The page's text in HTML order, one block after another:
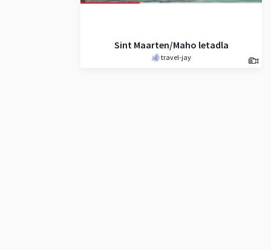
Sint Maarten/Maho letadla
022020
travel-jay